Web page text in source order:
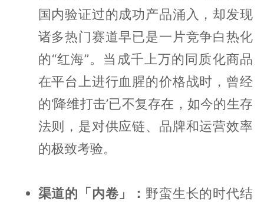
国内验证过的成功产品涌入，却发现
诸多热门赛道早已是一片竞争白热化
的“红海”。当成千上万的同质化商品
在平台上进行血腥的价格战时，曾经
的‘降维打击’已不复存在，如今的生存
法则，是对供应链、品牌和运营效率
的极致考验。
渠道的「内卷」： 野蛮生长的时代结